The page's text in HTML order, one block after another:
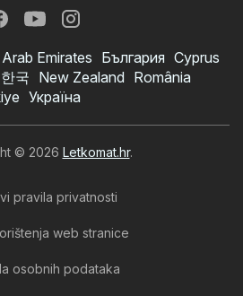
katalog
Emirates България Cyprus
한국 New Zealand România
Україна
© 2026 Letkomat.hr.
pravila privatnosti
web stranice
osobnih podataka